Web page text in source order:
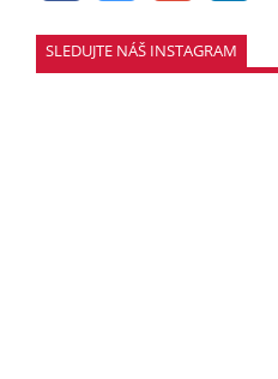
SLEDUJTE NÁŠ INSTAGRAM